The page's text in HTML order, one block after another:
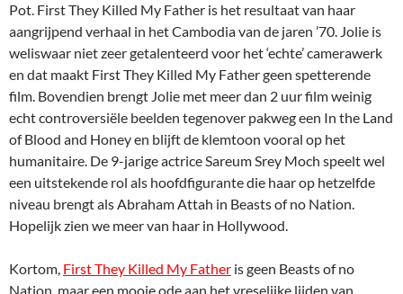
Pot. First They Killed My Father is het resultaat van haar
aangrijpend verhaal in het Cambodia van de jaren ’70. Jolie is
weliswaar niet zeer getalenteerd voor het ‘echte’ camerawerk
en dat maakt First They Killed My Father geen spetterende
film. Bovendien brengt Jolie met meer dan 2 uur film weinig
echt controversiële beelden tegenover pakweg een In the Land
of Blood and Honey en blijft de klemtoon vooral op het
humanitaire. De 9-jarige actrice Sareum Srey Moch speelt wel
een uitstekende rol als hoofdfigurante die haar op hetzelfde
niveau brengt als Abraham Attah in Beasts of no Nation.
Hopelijk zien we meer van haar in Hollywood.
Kortom, First They Killed My Father is geen Beasts of no
Nation, maar een mooie ode aan het vreselijke lijden van